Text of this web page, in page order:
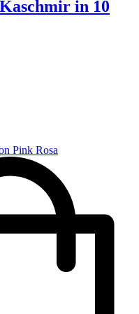
in 10